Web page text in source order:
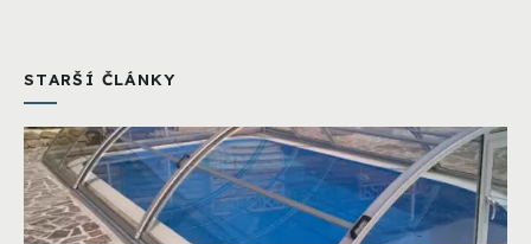
STARŠÍ ČLÁNKY